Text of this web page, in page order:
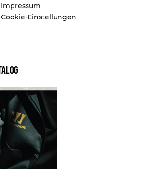
Impressum
Cookie-Einstellungen